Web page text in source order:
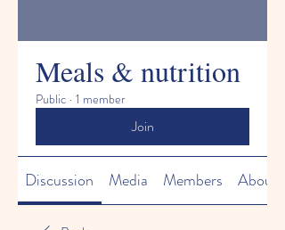
Meals & nutrition
Public · 1 member
Join
Discussion Media Members About